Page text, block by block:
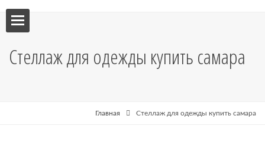
Стеллаж для одежды купить самара
Главная Стеллаж для одежды купить самара